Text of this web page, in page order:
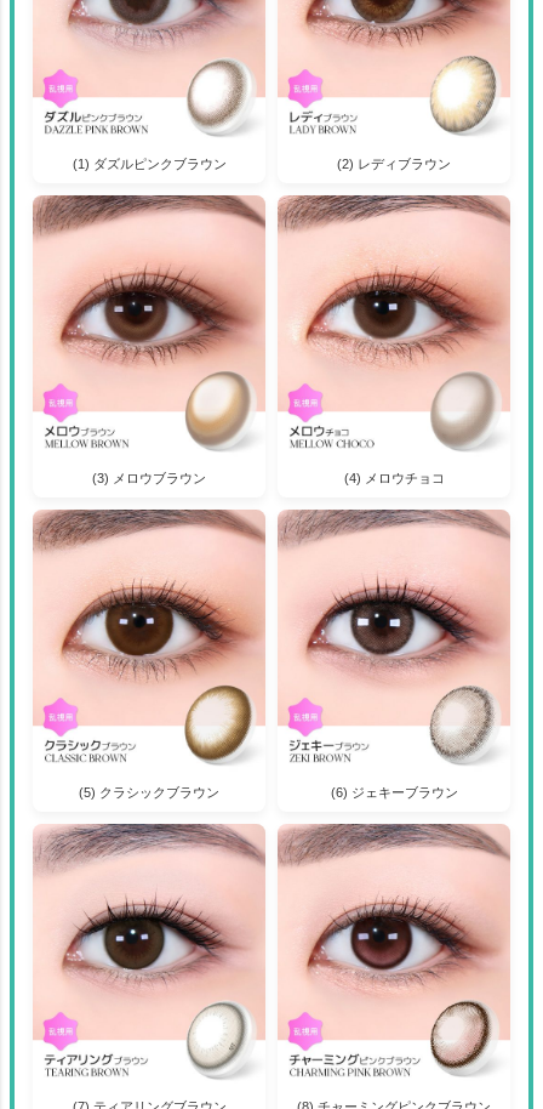
(1) ダズルピンクブラウン (2) レディブラウン
(3) メロウブラウン (4) メロウチョコ
(5) クラシックブラウン (6) ジェキーブラウン